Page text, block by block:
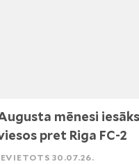
mēnesi
pret Riga FC-2
30.07.26.